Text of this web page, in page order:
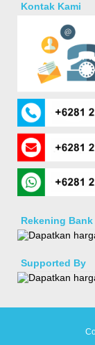
Kontak Kami
Rekening Bank
Supported By